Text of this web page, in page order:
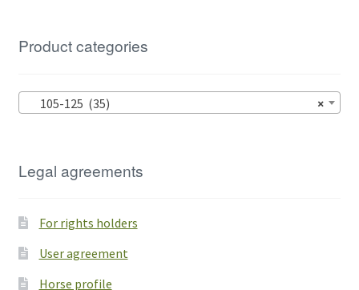
Product categories
×
105-125 (35)
Legal agreements
For rights holders
User agreement
Horse profile